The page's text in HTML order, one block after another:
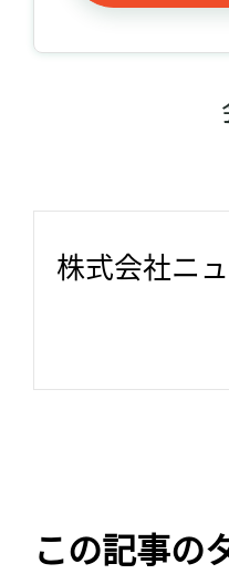
株式会社ニ
この記事の